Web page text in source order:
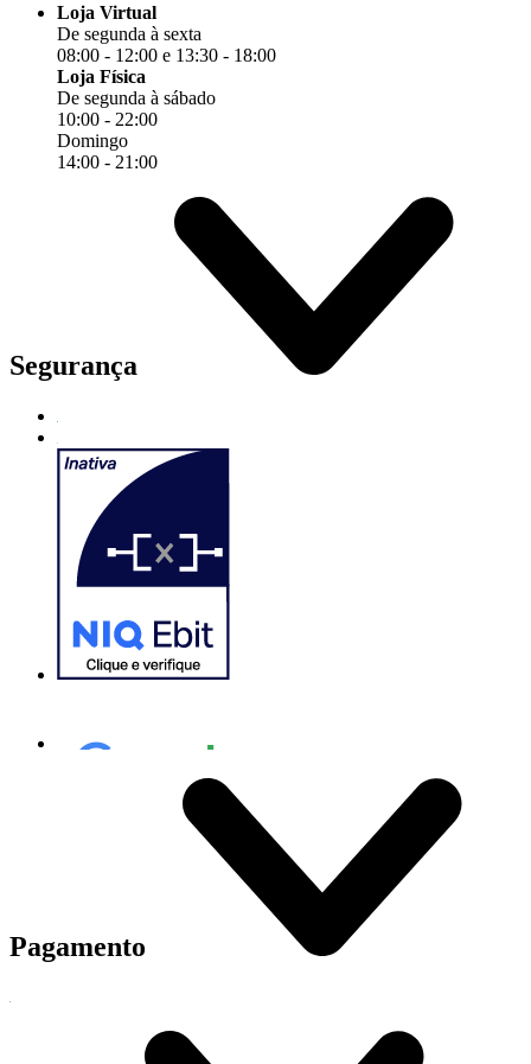
Loja Virtual
De segunda à sexta
08:00 - 12:00 e 13:30 - 18:00
Loja Física
De segunda à sábado
10:00 - 22:00
Domingo
14:00 - 21:00
Segurança
Pagamento